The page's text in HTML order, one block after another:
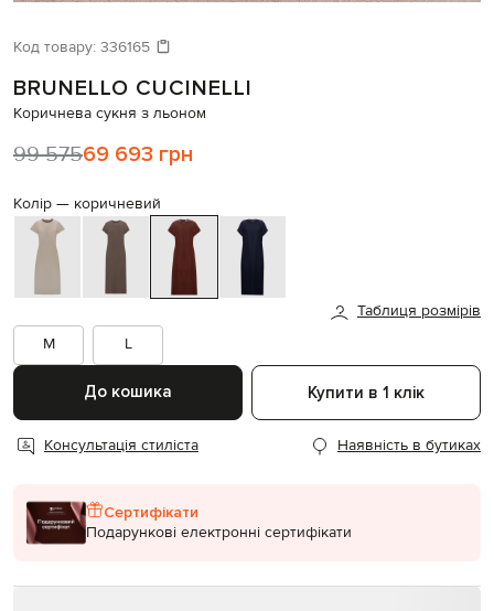
Давайте підберемо щось ще
Код товару: 336165
BRUNELLO CUCINELLI
Коричнева сукня з льоном
99 57569 693 грн
Колір — коричневий
Таблиця розмірів
M
L
До кошика Купити в 1 клік
Консультація стиліста Наявність в бутиках
Сертифікати
Подарункові електронні сертифікати